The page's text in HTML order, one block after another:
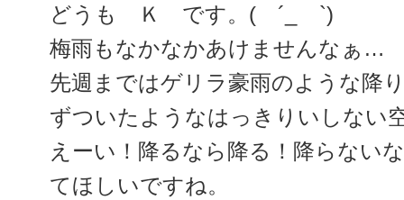
どうも Ｋ です。( ´_ゝ`)
梅雨もなかなかあけませんなぁ…
先週まではゲリラ豪雨のような降
ずついたようなはっきりいしない
えーい！降るなら降る！降らない
てほしいですね。